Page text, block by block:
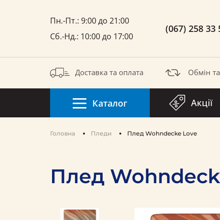
Пн.-Пт.: 9:00 до 21:00
Сб.-Нд.: 10:00 до 17:00
(067) 258 33
Доставка та оплата Обмін
Каталог Акції
Головна Пледи Плед Wohndecke Love
Плед